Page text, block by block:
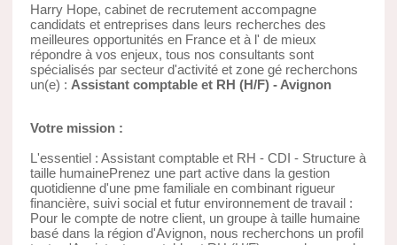
Harry Hope, cabinet de recrutement accompagne
candidats et entreprises dans leurs recherches des
meilleures opportunités en France et à l' de mieux
répondre à vos enjeux, tous nos consultants sont
spécialisés par secteur d'activité et zone gé recherchons
un(e) : Assistant comptable et RH (H/F) - Avignon
Votre mission :
L'essentiel : Assistant comptable et RH - CDI - Structure à
taille humainePrenez une part active dans la gestion
quotidienne d'une pme familiale en combinant rigueur
financière, suivi social et futur environnement de travail :
Pour le compte de notre client, un groupe à taille humaine
basé dans la région d'Avignon, nous recherchons un profil